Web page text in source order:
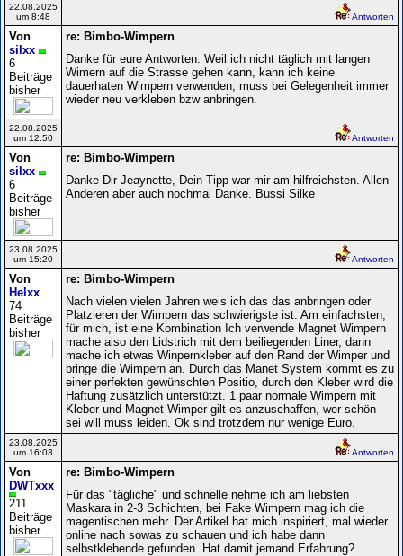
22.08.2025
um 8:48
Antworten
Von
silxx
6
Beiträge
bisher
re: Bimbo-Wimpern
Danke für eure Antworten. Weil ich nicht täglich mit langen
Wimern auf die Strasse gehen kann, kann ich keine
dauerhaten Wimpern verwenden, muss bei Gelegenheit immer
wieder neu verkleben bzw anbringen.
22.08.2025
um 12:50
Antworten
Von
silxx
6
Beiträge
bisher
re: Bimbo-Wimpern
Danke Dir Jeaynette, Dein Tipp war mir am hilfreichsten. Allen
Anderen aber auch nochmal Danke. Bussi Silke
23.08.2025
um 15:20
Antworten
Von
Helxx
74
Beiträge
bisher
re: Bimbo-Wimpern
Nach vielen vielen Jahren weis ich das das anbringen oder
Platzieren der Wimpern das schwierigste ist. Am einfachsten,
für mich, ist eine Kombination Ich verwende Magnet Wimpern
mache also den Lidstrich mit dem beiliegenden Liner, dann
mache ich etwas Winpernkleber auf den Rand der Wimper und
bringe die Wimpern an. Durch das Manet System kommt es zu
einer perfekten gewünschten Positio, durch den Kleber wird die
Haftung zusätzlich unterstützt. 1 paar normale Wimpern mit
Kleber und Magnet Wimper gilt es anzuschaffen, wer schön
sei will muss leiden. Ok sind trotzdem nur wenige Euro.
23.08.2025
um 16:03
Antworten
Von
DWTxxx
211
Beiträge
bisher
re: Bimbo-Wimpern
Für das "tägliche" und schnelle nehme ich am liebsten
Maskara in 2-3 Schichten, bei Fake Wimpern mag ich die
magentischen mehr. Der Artikel hat mich inspiriert, mal wieder
online nach sowas zu schauen und ich habe dann
selbstklebende gefunden. Hat damit jemand Erfahrung?